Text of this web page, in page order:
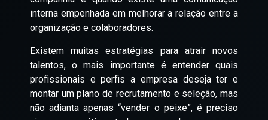
interna empenhada em melhorar a relação entre a
organização e colaboradores.
Existem muitas estratégias para atrair novos
talentos, o mais importante é entender quais
profissionais e perfis a empresa deseja ter e
montar um plano de recrutamento e seleção, mas
não adianta apenas “vender o peixe”, é preciso